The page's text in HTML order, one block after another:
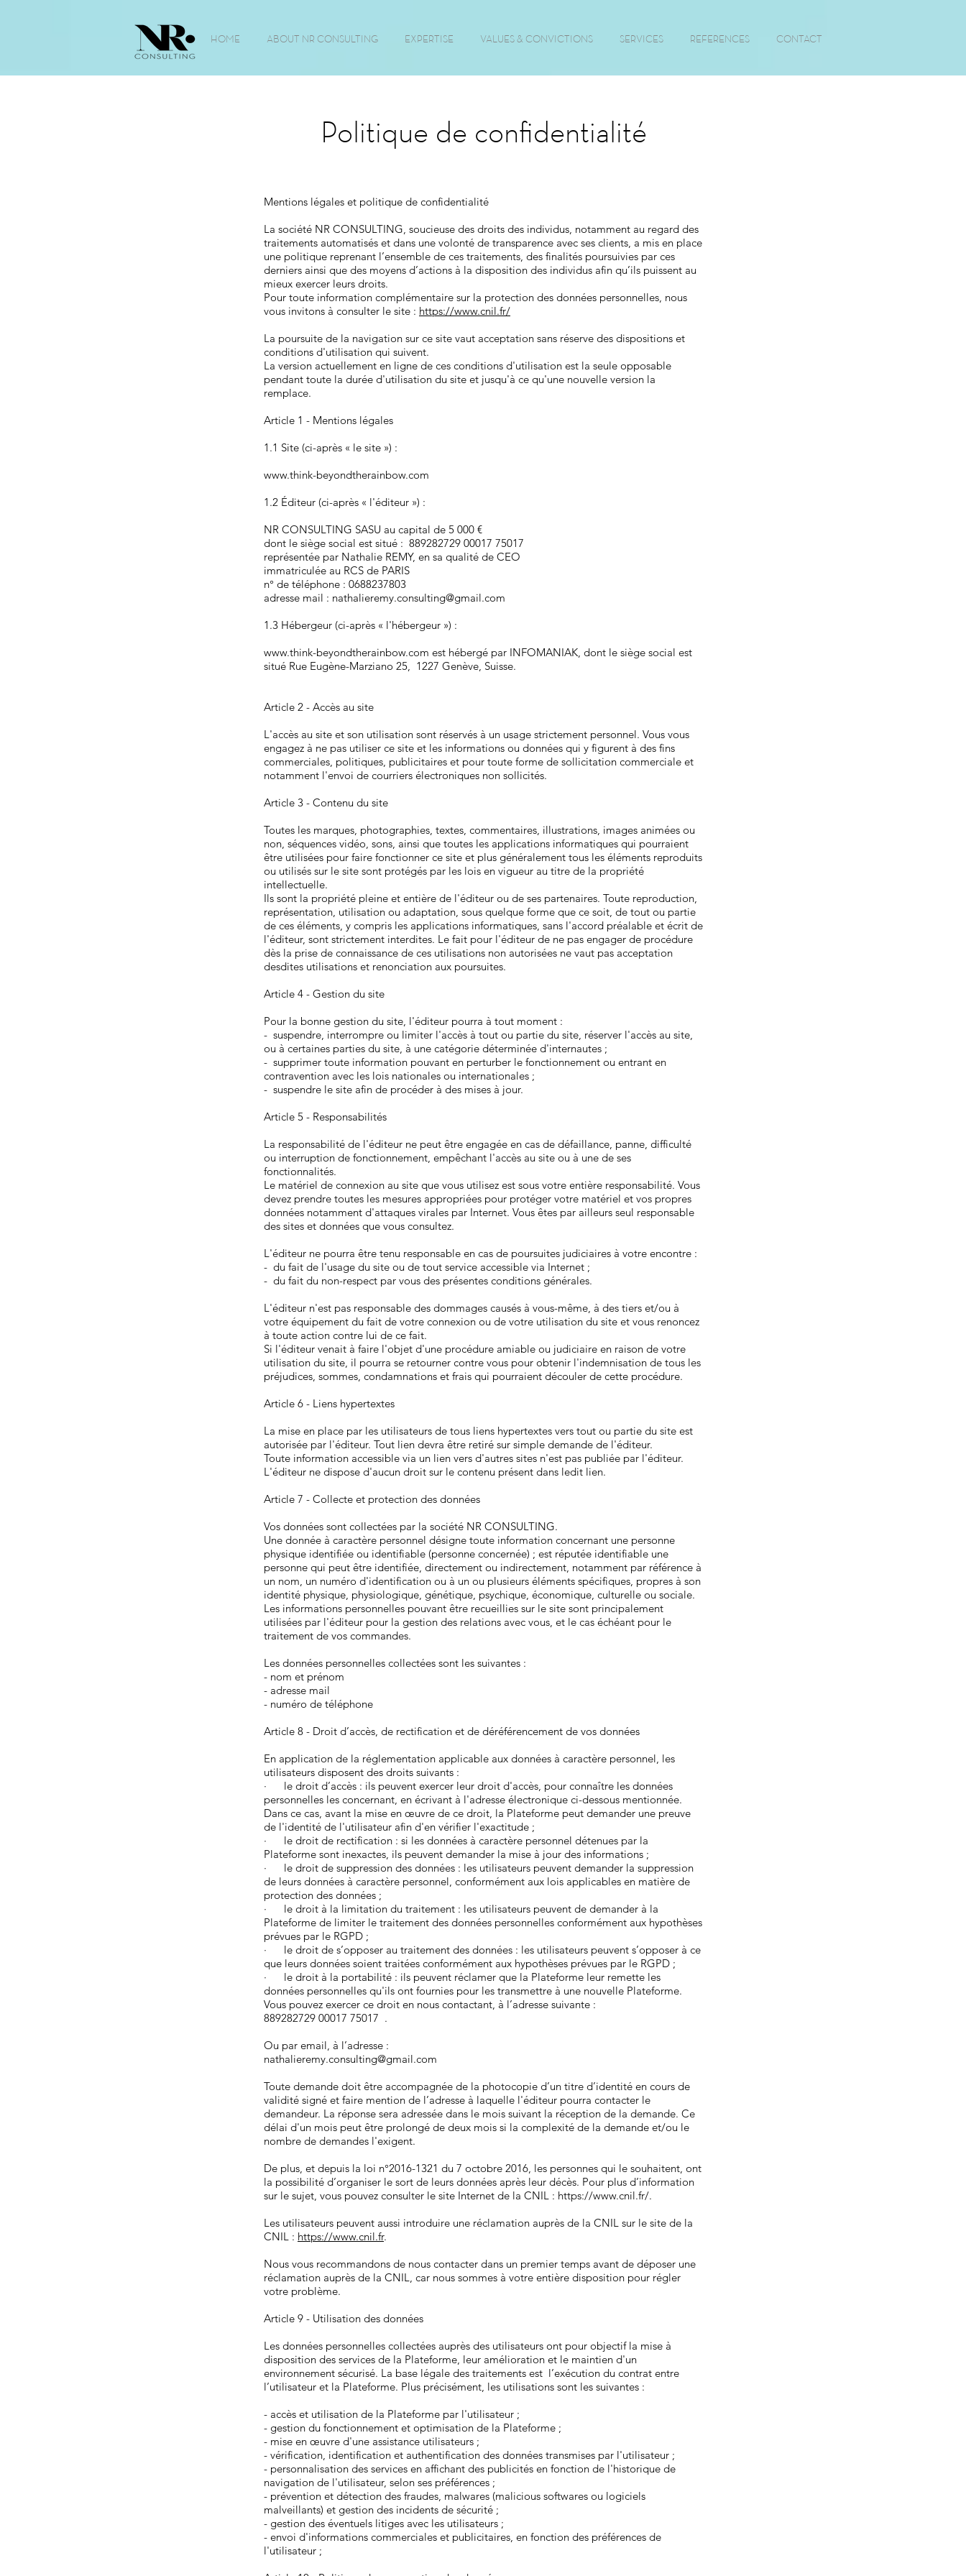
HOME ABOUT NR CONSULTING EXPERTISE VALUES & CONVICTIONS SERVICES REFERENCES CONTACT
Politique de confidentialité
Mentions légales et politique de confidentialité
La société NR CONSULTING, soucieuse des droits des individus, notamment au regard des
traitements automatisés et dans une volonté de transparence avec ses clients, a mis en place
une politique reprenant l’ensemble de ces traitements, des finalités poursuivies par ces
derniers ainsi que des moyens d’actions à la disposition des individus afin qu’ils puissent au
mieux exercer leurs droits.
Pour toute information complémentaire sur la protection des données personnelles, nous
vous invitons à consulter le site : https://www.cnil.fr/
La poursuite de la navigation sur ce site vaut acceptation sans réserve des dispositions et
conditions d'utilisation qui suivent.
La version actuellement en ligne de ces conditions d'utilisation est la seule opposable
pendant toute la durée d'utilisation du site et jusqu'à ce qu'une nouvelle version la
remplace.
Article 1 - Mentions légales
1.1 Site (ci-après « le site ») :
www.think-beyondtherainbow.com
1.2 Éditeur (ci-après « l'éditeur ») :
NR CONSULTING SASU au capital de 5 000 €
dont le siège social est situé : 889282729 00017 75017
représentée par Nathalie REMY, en sa qualité de CEO
immatriculée au RCS de PARIS
n° de téléphone : 0688237803
adresse mail : nathalieremy.consulting@gmail.com
1.3 Hébergeur (ci-après « l'hébergeur ») :
www.think-beyondtherainbow.com est hébergé par INFOMANIAK, dont le siège social est
situé Rue Eugène-Marziano 25, 1227 Genève, Suisse.
Article 2 - Accès au site
L'accès au site et son utilisation sont réservés à un usage strictement personnel. Vous vous
engagez à ne pas utiliser ce site et les informations ou données qui y figurent à des fins
commerciales, politiques, publicitaires et pour toute forme de sollicitation commerciale et
notamment l'envoi de courriers électroniques non sollicités.
Article 3 - Contenu du site
Toutes les marques, photographies, textes, commentaires, illustrations, images animées ou
non, séquences vidéo, sons, ainsi que toutes les applications informatiques qui pourraient
être utilisées pour faire fonctionner ce site et plus généralement tous les éléments reproduits
ou utilisés sur le site sont protégés par les lois en vigueur au titre de la propriété
intellectuelle.
Ils sont la propriété pleine et entière de l'éditeur ou de ses partenaires. Toute reproduction,
représentation, utilisation ou adaptation, sous quelque forme que ce soit, de tout ou partie
de ces éléments, y compris les applications informatiques, sans l'accord préalable et écrit de
l'éditeur, sont strictement interdites. Le fait pour l'éditeur de ne pas engager de procédure
dès la prise de connaissance de ces utilisations non autorisées ne vaut pas acceptation
desdites utilisations et renonciation aux poursuites.
Article 4 - Gestion du site
Pour la bonne gestion du site, l'éditeur pourra à tout moment :
- suspendre, interrompre ou limiter l'accès à tout ou partie du site, réserver l'accès au site,
ou à certaines parties du site, à une catégorie déterminée d'internautes ;
- supprimer toute information pouvant en perturber le fonctionnement ou entrant en
contravention avec les lois nationales ou internationales ;
- suspendre le site afin de procéder à des mises à jour.
Article 5 - Responsabilités
La responsabilité de l'éditeur ne peut être engagée en cas de défaillance, panne, difficulté
ou interruption de fonctionnement, empêchant l'accès au site ou à une de ses
fonctionnalités.
Le matériel de connexion au site que vous utilisez est sous votre entière responsabilité. Vous
devez prendre toutes les mesures appropriées pour protéger votre matériel et vos propres
données notamment d'attaques virales par Internet. Vous êtes par ailleurs seul responsable
des sites et données que vous consultez.
L'éditeur ne pourra être tenu responsable en cas de poursuites judiciaires à votre encontre :
- du fait de l'usage du site ou de tout service accessible via Internet ;
- du fait du non-respect par vous des présentes conditions générales.
L'éditeur n'est pas responsable des dommages causés à vous-même, à des tiers et/ou à
votre équipement du fait de votre connexion ou de votre utilisation du site et vous renoncez
à toute action contre lui de ce fait.
Si l'éditeur venait à faire l'objet d'une procédure amiable ou judiciaire en raison de votre
utilisation du site, il pourra se retourner contre vous pour obtenir l'indemnisation de tous les
préjudices, sommes, condamnations et frais qui pourraient découler de cette procédure.
Article 6 - Liens hypertextes
La mise en place par les utilisateurs de tous liens hypertextes vers tout ou partie du site est
autorisée par l'éditeur. Tout lien devra être retiré sur simple demande de l'éditeur.
Toute information accessible via un lien vers d'autres sites n'est pas publiée par l'éditeur.
L'éditeur ne dispose d'aucun droit sur le contenu présent dans ledit lien.
Article 7 - Collecte et protection des données
Vos données sont collectées par la société NR CONSULTING.
Une donnée à caractère personnel désigne toute information concernant une personne
physique identifiée ou identifiable (personne concernée) ; est réputée identifiable une
personne qui peut être identifiée, directement ou indirectement, notamment par référence à
un nom, un numéro d'identification ou à un ou plusieurs éléments spécifiques, propres à son
identité physique, physiologique, génétique, psychique, économique, culturelle ou sociale.
Les informations personnelles pouvant être recueillies sur le site sont principalement
utilisées par l'éditeur pour la gestion des relations avec vous, et le cas échéant pour le
traitement de vos commandes.
Les données personnelles collectées sont les suivantes :
- nom et prénom
- adresse mail
- numéro de téléphone
Article 8 - Droit d’accès, de rectification et de déréférencement de vos données
En application de la réglementation applicable aux données à caractère personnel, les
utilisateurs disposent des droits suivants :
· le droit d’accès : ils peuvent exercer leur droit d'accès, pour connaître les données
personnelles les concernant, en écrivant à l'adresse électronique ci-dessous mentionnée.
Dans ce cas, avant la mise en œuvre de ce droit, la Plateforme peut demander une preuve
de l'identité de l'utilisateur afin d'en vérifier l'exactitude ;
· le droit de rectification : si les données à caractère personnel détenues par la
Plateforme sont inexactes, ils peuvent demander la mise à jour des informations ;
· le droit de suppression des données : les utilisateurs peuvent demander la suppression
de leurs données à caractère personnel, conformément aux lois applicables en matière de
protection des données ;
· le droit à la limitation du traitement : les utilisateurs peuvent de demander à la
Plateforme de limiter le traitement des données personnelles conformément aux hypothèses
prévues par le RGPD ;
· le droit de s’opposer au traitement des données : les utilisateurs peuvent s’opposer à ce
que leurs données soient traitées conformément aux hypothèses prévues par le RGPD ;
· le droit à la portabilité : ils peuvent réclamer que la Plateforme leur remette les
données personnelles qu'ils ont fournies pour les transmettre à une nouvelle Plateforme.
Vous pouvez exercer ce droit en nous contactant, à l’adresse suivante :
889282729 00017 75017 .
Ou par email, à l’adresse :
nathalieremy.consulting@gmail.com
Toute demande doit être accompagnée de la photocopie d’un titre d’identité en cours de
validité signé et faire mention de l’adresse à laquelle l'éditeur pourra contacter le
demandeur. La réponse sera adressée dans le mois suivant la réception de la demande. Ce
délai d'un mois peut être prolongé de deux mois si la complexité de la demande et/ou le
nombre de demandes l'exigent.
De plus, et depuis la loi n°2016-1321 du 7 octobre 2016, les personnes qui le souhaitent, ont
la possibilité d’organiser le sort de leurs données après leur décès. Pour plus d’information
sur le sujet, vous pouvez consulter le site Internet de la CNIL : https://www.cnil.fr/.
Les utilisateurs peuvent aussi introduire une réclamation auprès de la CNIL sur le site de la
CNIL : https://www.cnil.fr.
Nous vous recommandons de nous contacter dans un premier temps avant de déposer une
réclamation auprès de la CNIL, car nous sommes à votre entière disposition pour régler
votre problème.
Article 9 - Utilisation des données
Les données personnelles collectées auprès des utilisateurs ont pour objectif la mise à
disposition des services de la Plateforme, leur amélioration et le maintien d'un
environnement sécurisé. La base légale des traitements est l’exécution du contrat entre
l’utilisateur et la Plateforme. Plus précisément, les utilisations sont les suivantes :
- accès et utilisation de la Plateforme par l'utilisateur ;
- gestion du fonctionnement et optimisation de la Plateforme ;
- mise en œuvre d'une assistance utilisateurs ;
- vérification, identification et authentification des données transmises par l'utilisateur ;
- personnalisation des services en affichant des publicités en fonction de l'historique de
navigation de l'utilisateur, selon ses préférences ;
- prévention et détection des fraudes, malwares (malicious softwares ou logiciels
malveillants) et gestion des incidents de sécurité ;
- gestion des éventuels litiges avec les utilisateurs ;
- envoi d'informations commerciales et publicitaires, en fonction des préférences de
l'utilisateur ;